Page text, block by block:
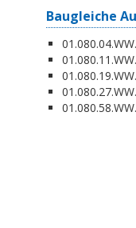
Baugleiche